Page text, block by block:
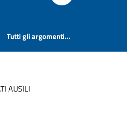
Tutti gli argomenti...
AUSILI